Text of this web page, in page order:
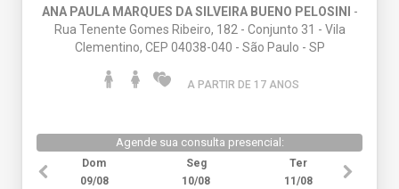
ANA PAULA MARQUES DA SILVEIRA BUENO PELOSINI
-
Rua Tenente Gomes Ribeiro, 182 - Conjunto 31 - Vila
Clementino, CEP 04038-040 - São Paulo - SP
A PARTIR DE 17 ANOS
Agende sua consulta presencial:
Dom
09/08
Seg
10/08
Ter
11/08